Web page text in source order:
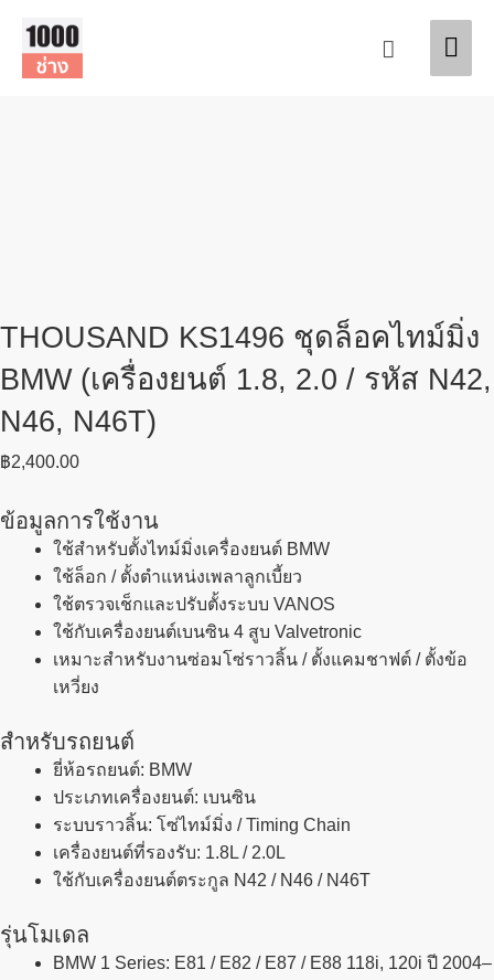
content
Search
THOUSAND KS1496 ชุดล็อคไทม์มิ่ง
BMW (เครื่องยนต์ 1.8, 2.0 / รหัส N42,
N46, N46T)
฿2,400.00
ข้อมูลการใช้งาน
ใช้สำหรับตั้งไทม์มิ่งเครื่องยนต์ BMW
ใช้ล็อก / ตั้งตำแหน่งเพลาลูกเบี้ยว
ใช้ตรวจเช็กและปรับตั้งระบบ VANOS
ใช้กับเครื่องยนต์เบนซิน 4 สูบ Valvetronic
เหมาะสำหรับงานซ่อมโซ่ราวลิ้น / ตั้งแคมชาฟต์ / ตั้งข้อ
เหวี่ยง
สำหรับรถยนต์
ยี่ห้อรถยนต์: BMW
ประเภทเครื่องยนต์: เบนซิน
ระบบราวลิ้น: โซ่ไทม์มิ่ง / Timing Chain
เครื่องยนต์ที่รองรับ: 1.8L / 2.0L
ใช้กับเครื่องยนต์ตระกูล N42 / N46 / N46T
รุ่นโมเดล
BMW 1 Series: E81 / E82 / E87 / E88 118i, 120i ปี 2004–